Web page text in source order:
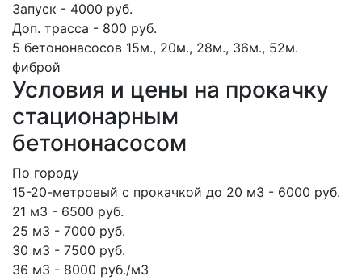
Запуск - 4000 руб.
Доп. трасса - 800 руб.
5 бетононасосов 15м., 20м., 28м., 36м., 52м.
фиброй
Условия и цены на прокачку
стационарным
бетононасосом
По городу
15-20-метровый с прокачкой до 20 м3 - 6000 руб.
21 м3 - 6500 руб.
25 м3 - 7000 руб.
30 м3 - 7500 руб.
36 м3 - 8000 руб./м3